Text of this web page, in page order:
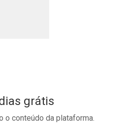
grátis
o conteúdo da plataforma.